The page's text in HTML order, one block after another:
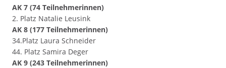
AK 7 (74 Teilnehmerinnen)
2. Platz Natalie Leusink
AK 8 (177 Teilnehmerinnen)
34.Platz Laura Schneider
44. Platz Samira Deger
AK 9 (243 Teilnehmerinnen)